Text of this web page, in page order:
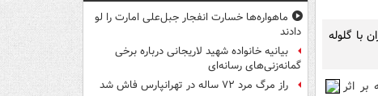
با گلوله
اثر
ماهواره‌ها خسارت انفجار جبل‌علی امارت را لو
دادند
بیانیه خانواده شهید لاریجانی درباره برخی
گمانه‌زنی‌های رسانه‌ای
راز مرگ مرد ۷۲ ساله در تهرانپارس فاش شد